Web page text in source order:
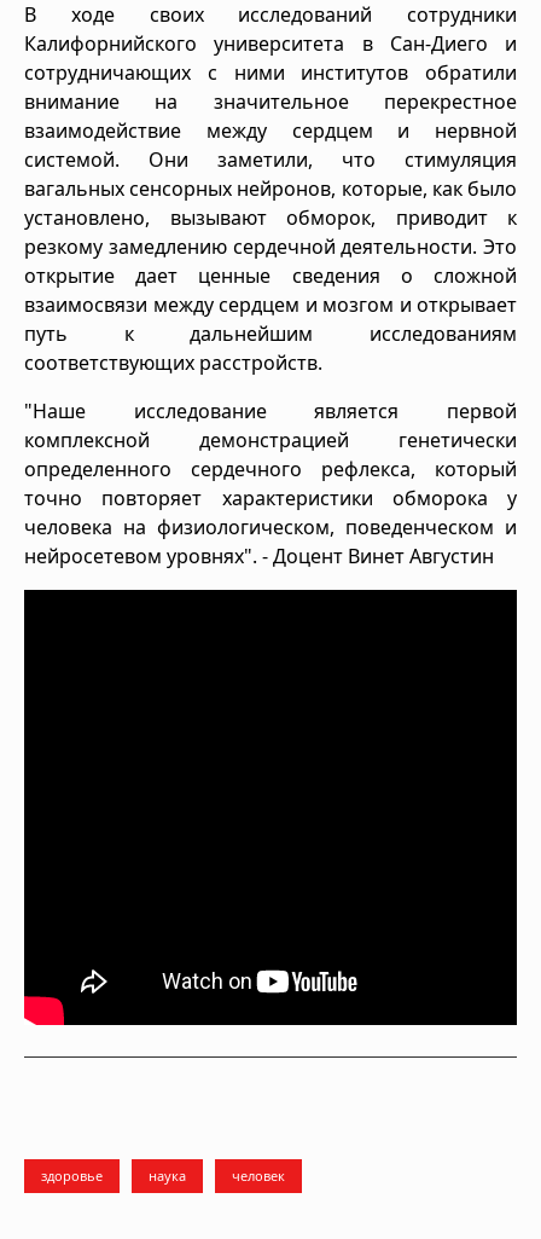
В ходе своих исследований сотрудники
Калифорнийского университета в Сан-Диего и
сотрудничающих с ними институтов обратили
внимание на значительное перекрестное
взаимодействие между сердцем и нервной
системой. Они заметили, что стимуляция
вагальных сенсорных нейронов, которые, как было
установлено, вызывают обморок, приводит к
резкому замедлению сердечной деятельности. Это
открытие дает ценные сведения о сложной
взаимосвязи между сердцем и мозгом и открывает
путь к дальнейшим исследованиям
соответствующих расстройств.
"Наше исследование является первой
комплексной демонстрацией генетически
определенного сердечного рефлекса, который
точно повторяет характеристики обморока у
человека на физиологическом, поведенческом и
нейросетевом уровнях". - Доцент Винет Августин
здоровье наука человек